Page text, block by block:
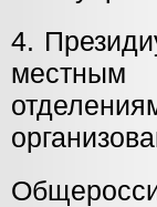
4.
местным